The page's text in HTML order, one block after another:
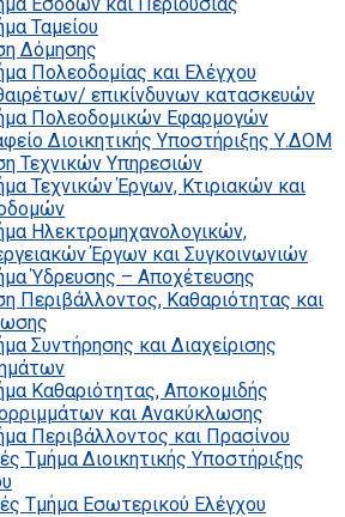
Ταμείου
Δόμησης
Πολεοδομίας και Ελέγχου
επικίνδυνων κατασκευών
Πολεοδομικών Εφαρμογών
Διοικητικής Υποστήριξης Υ.ΔΟΜ
Τεχνικών Υπηρεσιών
Τεχνικών Έργων, Κτιριακών και
Ηλεκτρομηχανολογικών,
Έργων και Συγκοινωνιών
Ύδρευσης – Αποχέτευσης
Περιβάλλοντος, Καθαριότητας και
Συντήρησης και Διαχείρισης
Καθαριότητας, Αποκομιδής
και Ανακύκλωσης
Περιβάλλοντος και Πρασίνου
Τμήμα Διοικητικής Υποστήριξης
Τμήμα Εσωτερικού Ελέγχου